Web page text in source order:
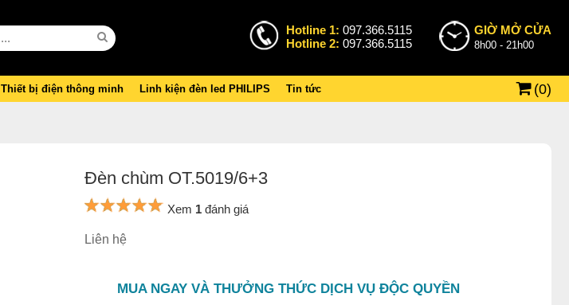
Hotline 1: 097.366.5115
Hotline 2: 097.366.5115
GIỜ MỞ CỬA
8h00 - 21h00
Thiết bị điện thông minh Linh kiện đèn led PHILIPS Tin tức (0)
Đèn chùm OT.5019/6+3
Xem 1 đánh giá
Liên hệ
MUA NGAY VÀ THƯỞNG THỨC DỊCH VỤ ĐỘC QUYỀN